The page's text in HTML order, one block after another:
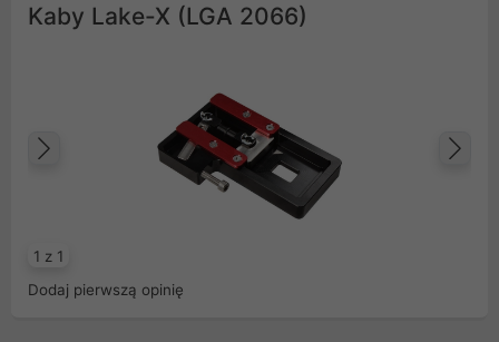
Kaby Lake-X (LGA 2066)
1 z 1
Poprzedni
Dodaj pierwszą opinię